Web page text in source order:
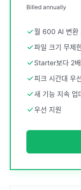
Billed annually
월 600 AI 변환
파일 크기 무제
Starter보다 2
피크 시간대 우
새 기능 지속 업
우선 지원